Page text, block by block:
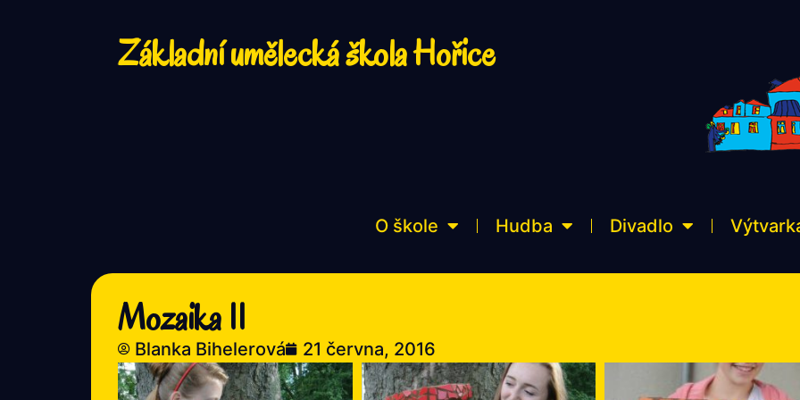
Základní umělecká škola Hořice
O škole Hudba Divadlo
Mozaika II
Blanka Bihelerová 21 června, 2016